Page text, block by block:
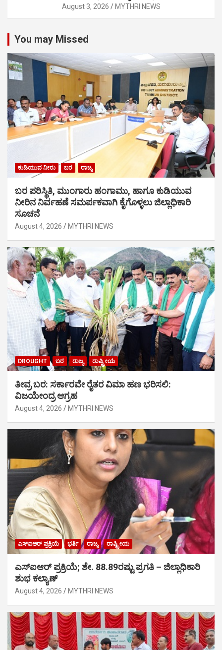
August 3, 2026 MYTHRI NEWS
You may Missed
ಕುಡಿಯುವ ನೀರು ಬರ ರಾಜ್ಯ
ಬರ ಪರಿಸ್ಥಿತಿ, ಮುಂಗಾರು ಹಂಗಾಮು, ಹಾಗೂ ಕುಡಿಯುವ
ನೀರಿನ ನಿರ್ವಹಣೆ ಸಮರ್ಪಕವಾಗಿ ಕೈಗೊಳ್ಳಲು ಜಿಲ್ಲಾಧಿಕಾರಿ
ಸೂಚನೆ
August 4, 2026 MYTHRI NEWS
DROUGHT ಬರ ರಾಜ್ಯ ರಾಷ್ಟ್ರೀಯ
ತೀವ್ರ ಬರ: ಸರ್ಕಾರವೇ ರೈತರ ವಿಮಾ ಹಣ ಭರಿಸಲಿ:
ವಿಜಯೇಂದ್ರ ಆಗ್ರಹ
August 4, 2026 MYTHRI NEWS
ಎಸ್‍ಐಆರ್ ಪ್ರಕ್ರಿಯೆ ಭರ್ತಿ ರಾಜ್ಯ ರಾಷ್ಟ್ರೀಯ
ಎಸ್‍ಐಆರ್ ಪ್ರಕ್ರಿಯೆ; ಶೇ. 88.89ರಷ್ಟು ಪ್ರಗತಿ – ಜಿಲ್ಲಾಧಿಕಾರಿ
ಶುಭ ಕಲ್ಯಾಣ್
August 4, 2026 MYTHRI NEWS